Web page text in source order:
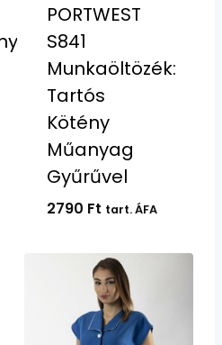
PORTWEST
S841
Munkaöltözék:
Tartós
Kötény
Műanyag
Gyűrűvel
2790 Ft tart. ÁFA